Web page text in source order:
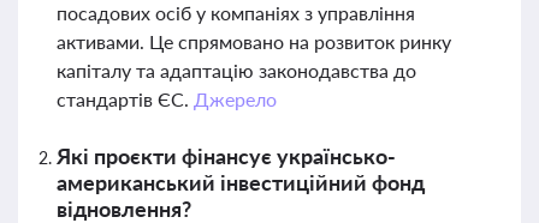
посадових осіб у компаніях з управління
активами. Це спрямовано на розвиток ринку
капіталу та адаптацію законодавства до
стандартів ЄС. Джерело
Які проєкти фінансує українсько-
американський інвестиційний фонд
відновлення?